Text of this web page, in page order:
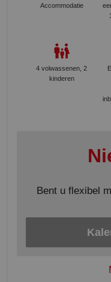
Accommodatie
4 volwassenen, 2
kinderen
Bent u flexibel